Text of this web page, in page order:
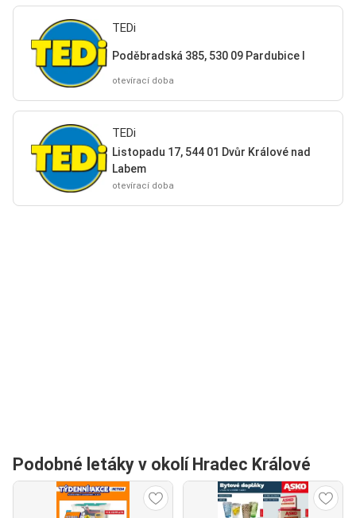
TEDi
Poděbradská 385, 530 09 Pardubice I
otevírací doba
TEDi
Listopadu 17, 544 01 Dvůr Králové nad
Labem
otevírací doba
Podobné letáky v okolí Hradec Králové